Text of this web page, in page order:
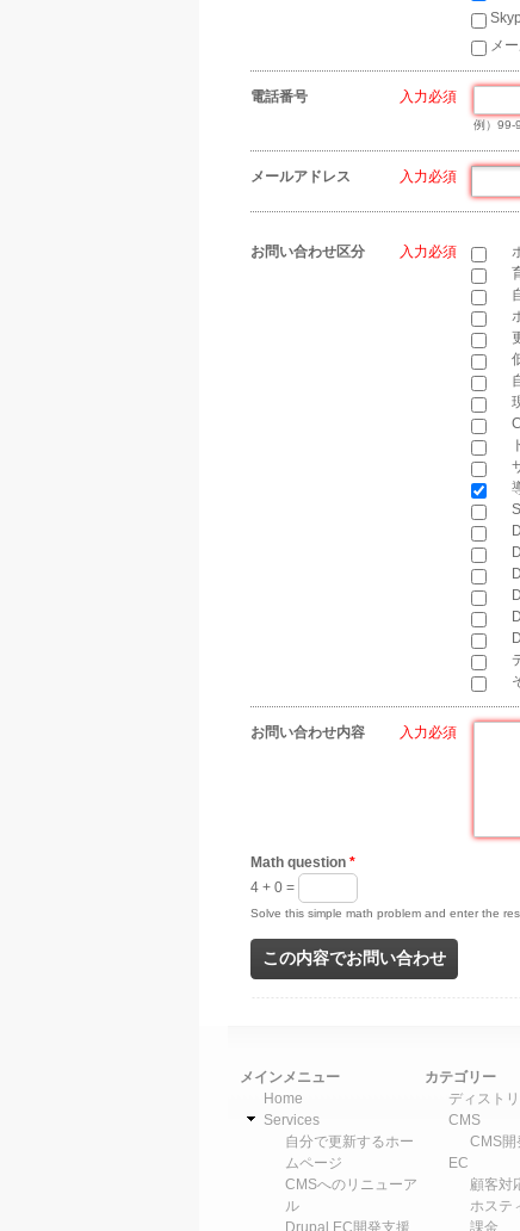
メ
電話番号
例）99-
メールアドレス
お問い合わせ区分
お問い合わせ内容
Math question *
4 + 0 =
Solve this simple math problem and enter the
メインメニュー
Home
Services
自分で更新するホー
ムページ
CMSへのリニューア
ル
Drupal EC開発支援
カテゴリー
ディスト
CMS
CMS開
EC
顧客対
ホステ
課金